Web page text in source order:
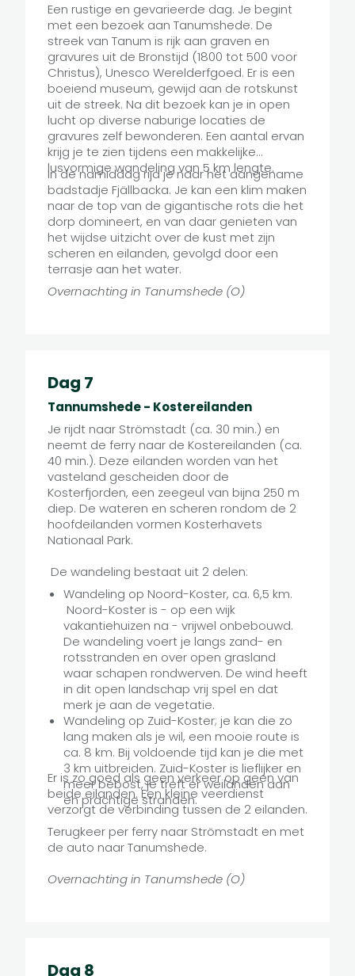
Een rustige en gevarieerde dag. Je begint
met een bezoek aan Tanumshede. De
streek van Tanum is rijk aan graven en
gravures uit de Bronstijd (1800 tot 500 voor
Christus), Unesco Werelderfgoed. Er is een
boeiend museum, gewijd aan de rotskunst
uit de streek. Na dit bezoek kan je in open
lucht op diverse naburige locaties de
gravures zelf bewonderen. Een aantal ervan
krijg je te zien tijdens een makkelijke
lusvormige wandeling van 5 km lengte.
In de namiddag rijd je naar het aangename
badstadje Fjällbacka. Je kan een klim maken
naar de top van de gigantische rots die het
dorp domineert, en van daar genieten van
het wijdse uitzicht over de kust met zijn
scheren en eilanden, gevolgd door een
terrasje aan het water.
Overnachting in Tanumshede (O)
Dag 7
Tannumshede - Kostereilanden
Je rijdt naar Strömstadt (ca. 30 min.) en
neemt de ferry naar de Kostereilanden (ca.
40 min.). Deze eilanden worden van het
vasteland gescheiden door de
Kosterfjorden, een zeegeul van bijna 250 m
diep. De wateren en scheren rondom de 2
hoofdeilanden vormen Kosterhavets
Nationaal Park.
De wandeling bestaat uit 2 delen:
Wandeling op Noord-Koster, ca. 6,5 km.
vakantiehuizen na - vrijwel onbebouwd.
De wandeling voert je langs zand- en
rotsstranden en over open grasland
waar schapen rondwerven. De wind heeft
in dit open landschap vrij spel en dat
merk je aan de vegetatie.
Wandeling op Zuid-Koster; je kan die zo
lang maken als je wil, een mooie route is
ca. 8 km. Bij voldoende tijd kan je die met
3 km uitbreiden. Zuid-Koster is lieflijker en
meer bebost, je treft er weilanden aan
en prachtige stranden.
Er is zo goed als geen verkeer op geen van
beide eilanden. Een kleine veerdienst
verzorgt de verbinding tussen de 2 eilanden.
Terugkeer per ferry naar Strömstadt en met
de auto naar Tanumshede.
Overnachting in Tanumshede (O)
Dag 8